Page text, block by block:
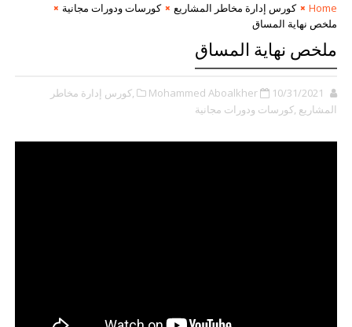
Home كورس إدارة مخاطر المشاريع
كورسات ودورات مجانية
ملخص نهاية المساق
ملخص نهاية المساق
Mohammed Aboalkher 10/31/2021
,كورس إدارة مخاطر
المشاريع ,كورسات ودورات مجانية